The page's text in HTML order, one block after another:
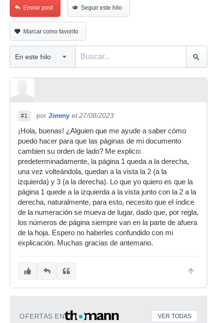
Enviar post Seguir este hilo
Marcar como favorito
#1 por Jimmy el 27/08/2023
¡Hola, buenas! ¿Alguien que me ayude a saber cómo
puedo hacer para que las páginas de mi documento
cambien su orden de lado? Me explico:
predeterminadamente, la página 1 queda a la derecha,
una vez volteándola, quedan a la vista la 2 (a la
izquierda) y 3 (a la derecha). Lo que yo quiero es que la
página 1 quede a la izquierda a la vista junto con la 2 a la
derecha, naturalmente, para esto, necesito que el índice
de la numeración se mueva de lugar, dado que, por regla,
los números de página siempre van en la parte de afuera
de la hoja. Espero no haberles confundido con mi
explicación. Muchas gracias de antemano.
OFERTAS EN VER TODAS